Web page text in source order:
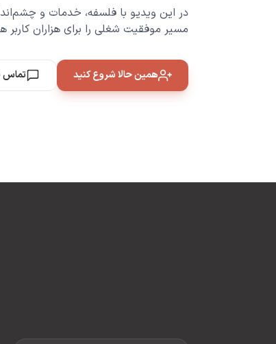
در این ویدیو با فلسفه، خدمات و
مسیر موفقیت شغلی را برای هزاران کاربر
همین حالا شروع کنید تماس